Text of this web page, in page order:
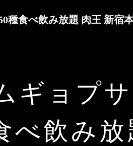
種食べ飲み放題 肉王 新宿
ギョプ
べ飲み